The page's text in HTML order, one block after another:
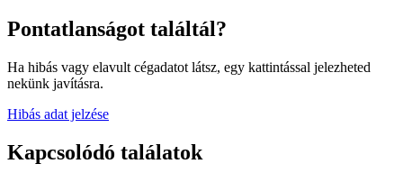
Pontatlanságot találtál?
Ha hibás vagy elavult cégadatot látsz, egy kattintással jelezheted
nekünk javításra.
Hibás adat jelzése
Kapcsolódó találatok